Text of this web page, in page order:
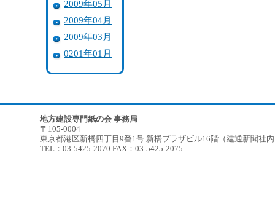
2009年05月
2009年04月
2009年03月
0201年01月
地方建設専門紙の会 事務局
〒105-0004
東京都港区新橋四丁目9番1号 新橋プラザビル16階（建通新聞社
TEL：03-5425-2070 FAX：03-5425-2075